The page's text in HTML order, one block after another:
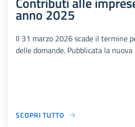
anno 2025
Il 31 marzo 2026 scade il termine
delle domande. Pubblicata la
SCOPRI TUTTO